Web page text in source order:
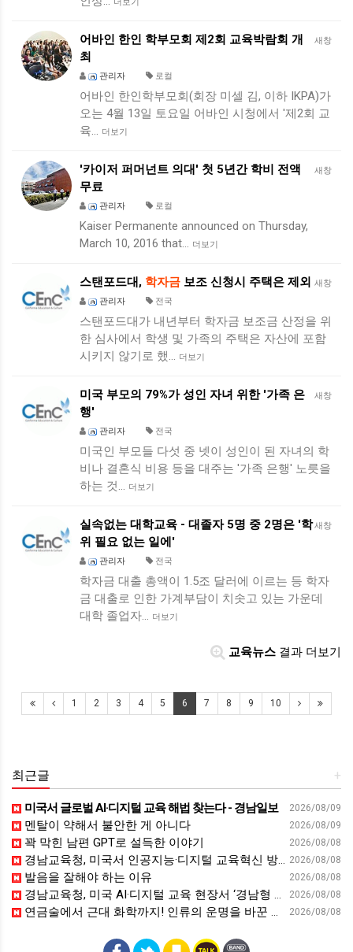
새창
어바인 한인 학부모회 제2회 교육박람회 개
최
관리자 로컬
어바인 한인학부모회(회장 미셀 김, 이하 IKPA)가
오는 4월 13일 토요일 어바인 시청에서 '제2회 교
육… 더보기
새창
'카이저 퍼머넌트 의대' 첫 5년간 학비 전액
무료
관리자 로컬
Kaiser Permanente announced on Thursday,
March 10, 2016 that… 더보기
새창
스탠포드대, 학자금 보조 신청시 주택은 제외
관리자 전국
스탠포드대가 내년부터 학자금 보조금 산정을 위
한 심사에서 학생 및 가족의 주택은 자산에 포함
시키지 않기로 했… 더보기
새창
미국 부모의 79%가 성인 자녀 위한 '가족 은
행'
관리자 전국
미국인 부모들 다섯 중 넷이 성인이 된 자녀의 학
비나 결혼식 비용 등을 대주는 '가족 은행' 노릇을
하는 것… 더보기
새창
실속없는 대학교육 - 대졸자 5명 중 2명은 '학
위 필요 없는 일에'
관리자 전국
학자금 대출 총액이 1.5조 달러에 이르는 등 학자
금 대출로 인한 가계부담이 치솟고 있는 가운데
대학 졸업자… 더보기
교육뉴스 결과 더보기
1 2 3 4 5 6 7 8 9 10
+
최근글
2026/08/09
미국서 글로벌 AI·디지털 교육 해법 찾는다 - 경남일보
2026/08/09
멘탈이 약해서 불안한 게 아니다
2026/08/08
꽉 막힌 남편 GPT로 설득한 이야기
2026/08/08
경남교육청, 미국서 인공지능·디지털 교육혁신 방안 모색 - 웹이코노미
2026/08/08
발음을 잘해야 하는 이유
2026/08/08
경남교육청, 미국 AI·디지털 교육 현장서 ‘경남형 해법’ 찾는다 - 뉴스프리존
2026/08/08
연금술에서 근대 화학까지! 인류의 운명을 바꾼 위대한 발견 : 생각하는 청소년을 위한 과학 시리즈 2부(feat.박문호 박사)